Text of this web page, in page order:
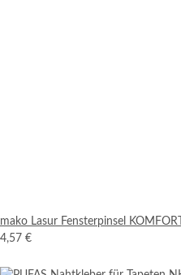
mako Lasur Fensterpinsel
4,57 €